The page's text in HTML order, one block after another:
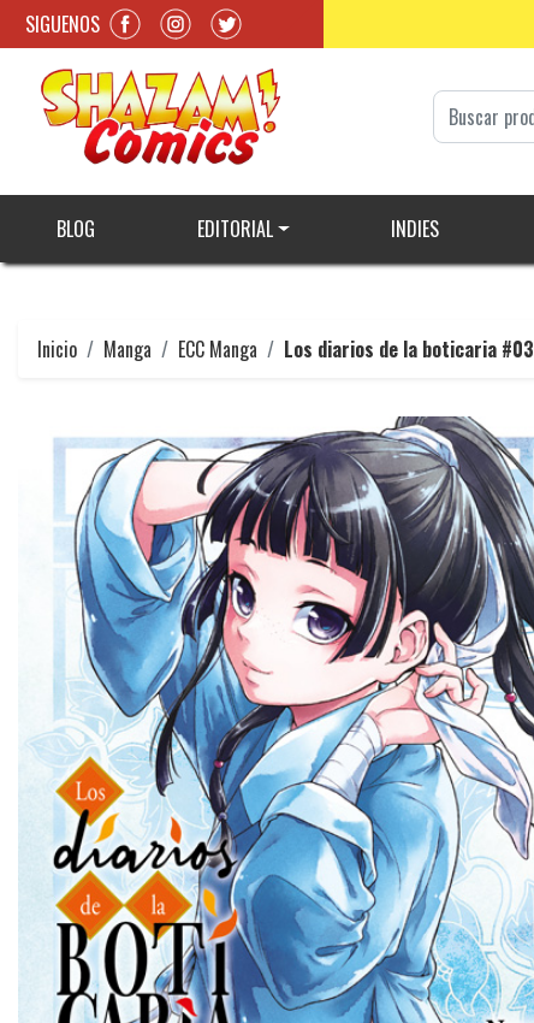
SIGUENOS
BLOG EDITORIAL INDIES
Inicio Manga ECC Manga Los diarios de la boticaria #03